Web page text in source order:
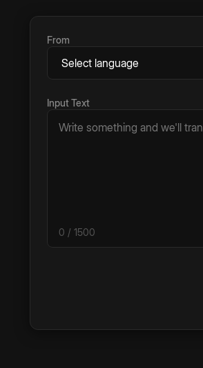
From
Input Text
0 / 1500